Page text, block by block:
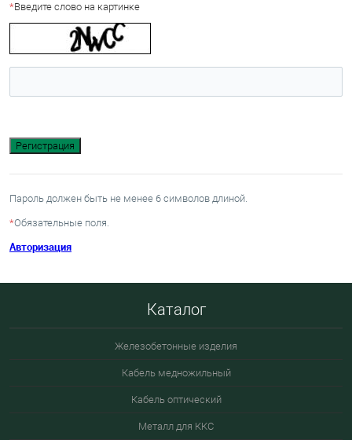
*Введите слово на картинке
Пароль должен быть не менее 6 символов длиной.
*Обязательные поля.
Авторизация
Каталог
Железобетонные изделия
Кабель медножильный
Кабель оптический
Металл для ККС